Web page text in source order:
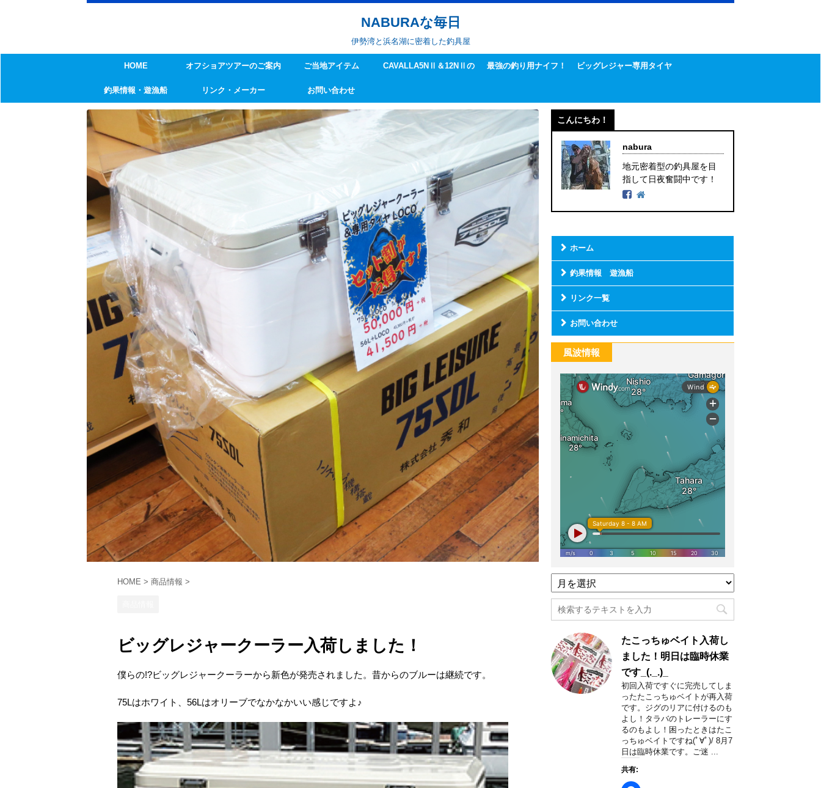
NABURAな毎日
伊勢湾と浜名湖に密着した釣具屋
HOME オフショアツアーのご案内 ご当地アイテム CAVALLA5NⅡ＆12NⅡの 最強の釣り用ナイフ！ ビッグレジャー専用タイヤ
釣果情報・遊漁船 リンク・メーカー お問い合わせ
HOME > 商品情報 >
ビッグレジャークーラー入荷しました！
僕らの!?ビッグレジャークーラーから新色が発売されました。昔からのブルーは継続です。
75Lはホワイト、56Lはオリーブでなかなかいい感じですよ♪
こんにちわ！
nabura
地元密着型の釣具屋を目
指して日夜奮闘中です！
ホーム
釣果情報 遊漁船
リンク一覧
お問い合わせ
風波情報
過
去
記
事
別
一
覧
たこっちゅベイト入荷し
ました！明日は臨時休業
です_(._.)_
初回入荷ですぐに完売してしま
ったたこっちゅベイトが再入荷
です。ジグのリアに付けるのも
よし！タラバのトレーラーにす
るのもよし！困ったときはたこ
っちゅベイトですね(ﾟ∀ﾟ)/ 8月7
日は臨時休業です。ご迷 ...
共有: